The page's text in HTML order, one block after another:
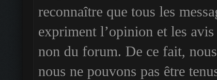
reconnaître que tous les
expriment l’opinion et les
non du forum. De ce fait,
nous ne pouvons pas être